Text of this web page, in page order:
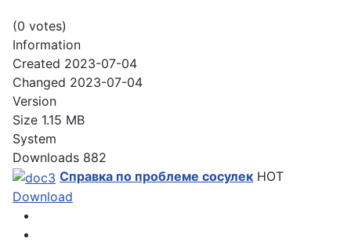
(0 votes)
Information
Created 2023-07-04
Changed 2023-07-04
Version
Size 1.15 MB
System
Downloads 882
Справка по проблеме сосулек HOT
Download